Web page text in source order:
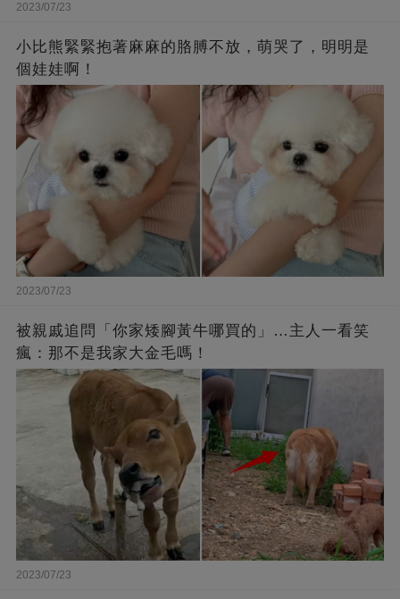
2023/07/23
小比熊緊緊抱著麻麻的胳膊不放，萌哭了，明明是
個娃娃啊！
2023/07/23
被親戚追問「你家矮腳黃牛哪買的」…主人一看笑
瘋：那不是我家大金毛嗎！
2023/07/23